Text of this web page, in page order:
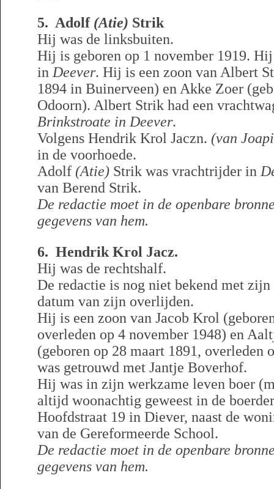
5. Adolf (Atie) Strik
Hij was de linksbuiten.
Hij is geboren op 1 november 1919.
in Deever. Hij is een zoon van Albert
1894 in Buinerveen) en Akke Zoer
Odoorn). Albert Strik had een
Brinkstroate in Deever.
Volgens Hendrik Krol Jaczn. (van
in de voorhoede.
Adolf (Atie) Strik was vrachtrijder in
van Berend Strik.
De redactie moet in de openbare
gegevens van hem.
6. Hendrik Krol Jacz.
Hij was de rechtshalf.
De redactie is nog niet bekend met zijn
datum van zijn overlijden.
Hij is een zoon van Jacob Krol
overleden op 4 november 1948) en
(geboren op 28 maart 1891, overleden
was getrouwd met Jantje Boverhof.
Hij was in zijn werkzame leven boer
altijd woonachtig geweest in de
Hoofdstraat 19 in Diever, naast de
van de Gereformeerde School.
De redactie moet in de openbare
gegevens van hem.